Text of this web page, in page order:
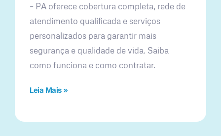
– PA oferece cobertura completa, rede de
atendimento qualificada e serviços
personalizados para garantir mais
segurança e qualidade de vida. Saiba
como funciona e como contratar.
Leia Mais »